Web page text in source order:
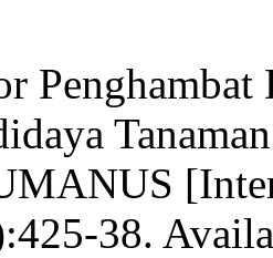
Penghambat
38.